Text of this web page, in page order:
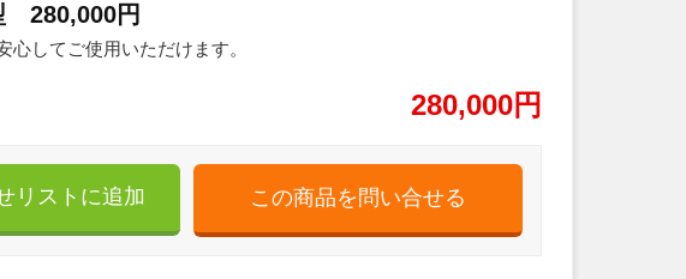
280,000円
心してご使用いただけます。
280,000円
リストに追加